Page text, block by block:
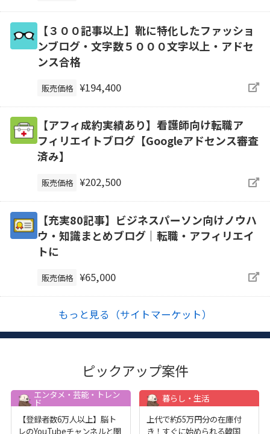
【３００記事以上】靴に特化したファッショ
ンブログ・文字数５０００文字以上・アドセ
ンス合格
販売価格 ¥194,400
【アフィ成約実績あり】看護師向け転職ア
フィリエイトブログ【Googleアドセンス審査
済み】
販売価格 ¥202,500
【充実80記事】ビジネスパーソン向けノウハ
ウ・知識まとめブログ｜転職・アフィリエイ
トに
販売価格 ¥65,000
もっと見る（サイトマーケット）
ピックアップ案件
エンタメ・芸能・トレン
ド
【登録者数6万人以上】脳ト
レのYouTubeチャンネルと関
暮らし・生活
上代で約55万円分の在庫付
き！すぐに始められる韓国